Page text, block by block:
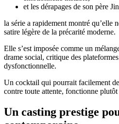
et les dérapages de son père
la série a rapidement montré qu’elle
satire légère de la précarité moderne.
Elle s’est imposée comme un
drame social, critique des
dysfonctionnelle.
Un cocktail qui pourrait facilement
contre toute attente, fonctionne plutôt
Un casting prestige